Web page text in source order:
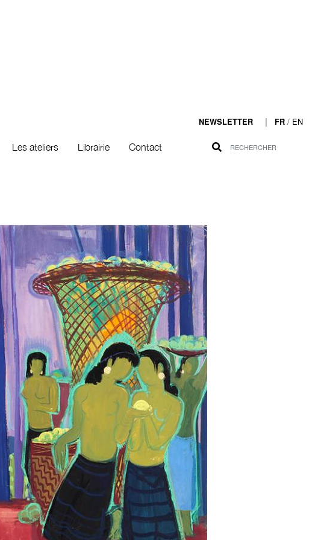
NEWSLETTER | FR / EN
Les ateliers Librairie Contact